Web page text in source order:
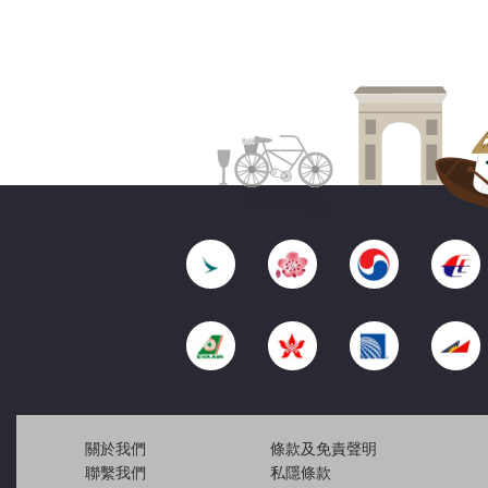
關於我們
聯繫我們
條款及免責聲明
私隱條款